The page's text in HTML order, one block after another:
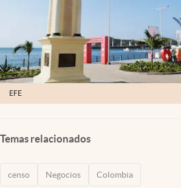
EFE
Temas relacionados
censo Negocios Colombia